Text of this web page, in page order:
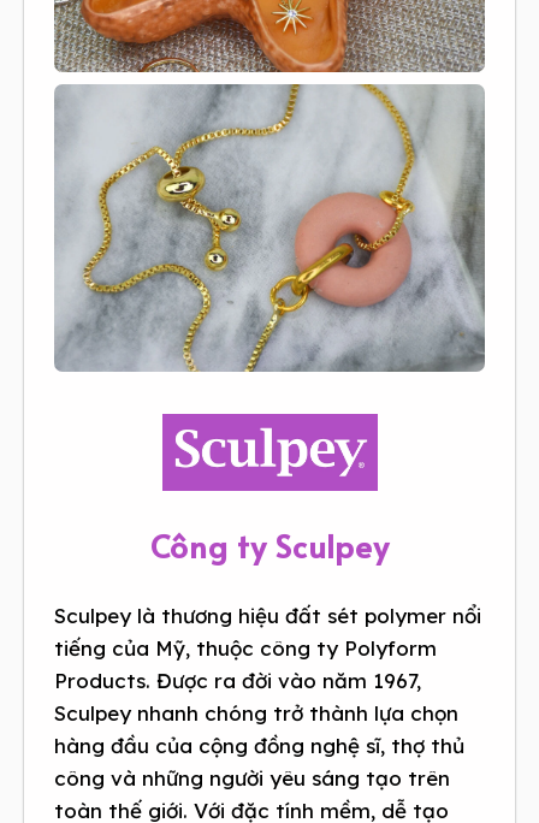
Công ty Sculpey
Sculpey là thương hiệu đất sét polymer nổi
tiếng của Mỹ, thuộc công ty Polyform
Products. Được ra đời vào năm 1967,
Sculpey nhanh chóng trở thành lựa chọn
hàng đầu của cộng đồng nghệ sĩ, thợ thủ
công và những người yêu sáng tạo trên
toàn thế giới. Với đặc tính mềm, dễ tạo